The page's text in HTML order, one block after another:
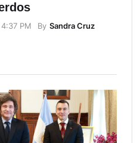
PM By Sandra Cruz